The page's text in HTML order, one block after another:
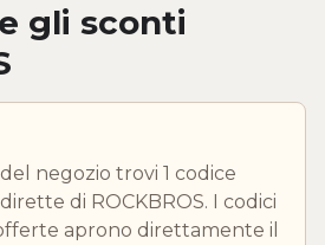
gli sconti
negozio trovi 1 codice
di ROCKBROS. I codici
aprono direttamente il